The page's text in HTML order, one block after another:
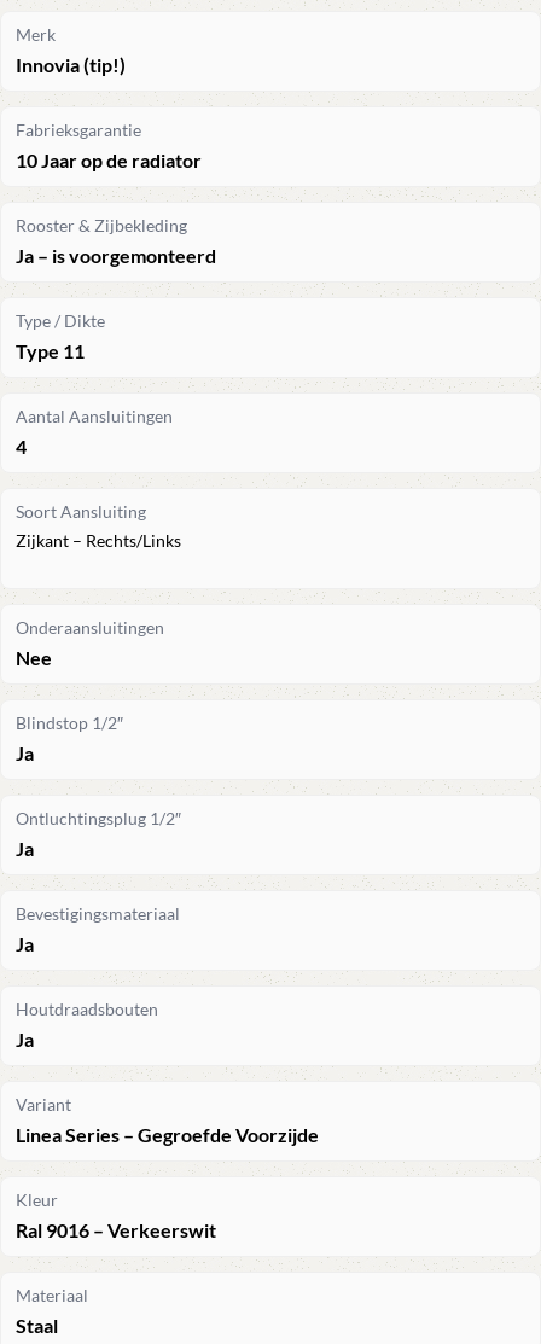
Merk
Innovia (tip!)
Fabrieksgarantie
10 Jaar op de radiator
Rooster & Zijbekleding
Ja – is voorgemonteerd
Type / Dikte
Type 11
Aantal Aansluitingen
4
Soort Aansluiting
Zijkant – Rechts/Links
Onderaansluitingen
Nee
Blindstop 1/2″
Ja
Ontluchtingsplug 1/2″
Ja
Bevestigingsmateriaal
Ja
Houtdraadsbouten
Ja
Variant
Linea Series – Gegroefde Voorzijde
Kleur
Ral 9016 – Verkeerswit
Materiaal
Staal